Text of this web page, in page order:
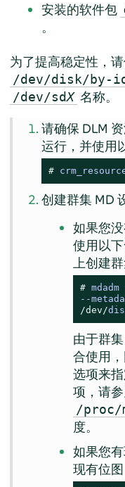
安装的软件包
。
为了提高稳定性，
/dev/disk/by-
/dev/sdX 名称。
请确保 DLM
运行，并使用
#
创建群集 MD
如果您
使用以
上创建
# mdadm
--
/dev/
由于群
合使用
选项来
项，请
/proc/
度。
如果您
现有位